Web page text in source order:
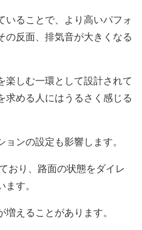
いることで、より高いパフォ
の反面、排気音が大きくなる
楽しむ一環として設計されて
求める人にはうるさく感じる
ンの設定も影響します。
おり、路面の状態をダイレ
す。
えることがあります。